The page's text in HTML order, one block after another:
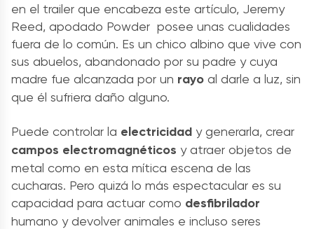
en el trailer que encabeza este artículo, Jeremy
Reed, apodado Powder posee unas cualidades
fuera de lo común. Es un chico albino que vive con
sus abuelos, abandonado por su padre y cuya
madre fue alcanzada por un rayo al darle a luz, sin
que él sufriera daño alguno.
Puede controlar la electricidad y generarla, crear
campos electromagnéticos y atraer objetos de
metal como en esta mítica escena de las
cucharas. Pero quizá lo más espectacular es su
capacidad para actuar como desfibrilador
humano y devolver animales e incluso seres